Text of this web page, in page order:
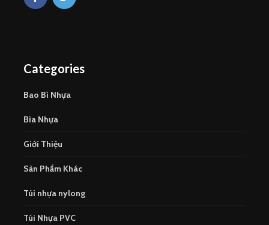
Categories
Bao Bì Nhựa
Bìa Nhựa
Giới Thiệu
Sản Phẩm Khác
Túi nhựa nylong
Túi Nhựa PVC